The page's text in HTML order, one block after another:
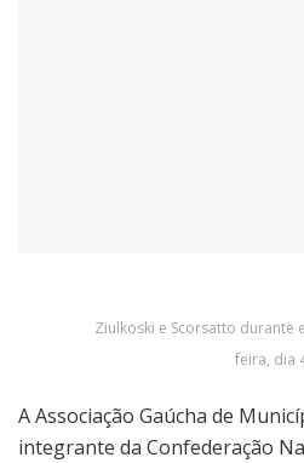
Ziulkoski e Scorsatto durante
feira, dia
A Associação Gaúcha de
integrante da Confederação